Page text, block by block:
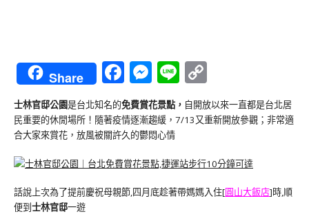
Share Facebook
Messenger
Line
Link
士林官邸公園是台北知名的免費賞花景點， 自開放以來一直都是台北居
民重要的休閒場所！隨著疫情逐漸趨緩，7/13又重新開放參觀；非常適
合大家來賞花，放風被關許久的鬱悶心情
話說上次為了提前慶祝母親節,四月底趁著帶媽媽入住[圓山大飯店]時,順
便到士林官邸一遊